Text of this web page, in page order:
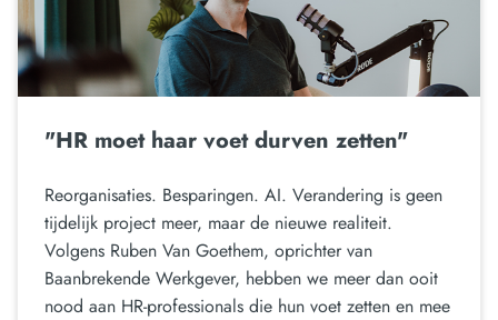
"HR moet haar voet durven zetten"
Reorganisaties. Besparingen. AI. Verandering is geen
tijdelijk project meer, maar de nieuwe realiteit.
Volgens Ruben Van Goethem, oprichter van
Baanbrekende Werkgever, hebben we meer dan ooit
nood aan HR-professionals die hun voet zetten en mee